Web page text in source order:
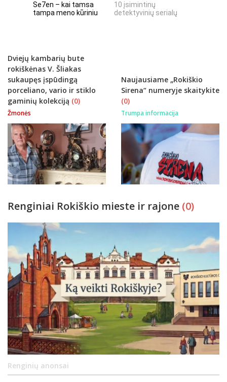
Se7en – kai tamsa
tampa meno kūriniu
10 įsimintinų
detektyvinių serialų
Dviejų kambarių bute
rokiškėnas V. Šliakas
sukaupęs įspūdingą
porceliano, vario ir stiklo
gaminių kolekciją (0)
Žmonės
Naujausiame „Rokiškio
Sirena“ numeryje skaitykite
(0)
Trumpa informacija
Renginiai Rokiškio mieste ir rajone (0)
Renginių anonsai